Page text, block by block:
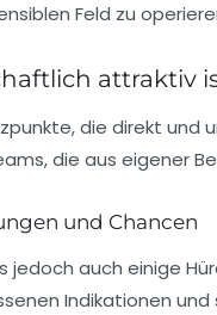
Feld zu
attraktiv
die direkt und
die aus eigener
und Chancen
jedoch auch einige
Indikationen